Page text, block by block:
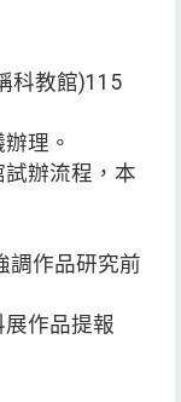
科教館)115
理。
辦流程，本
調作品研究前
作品提報